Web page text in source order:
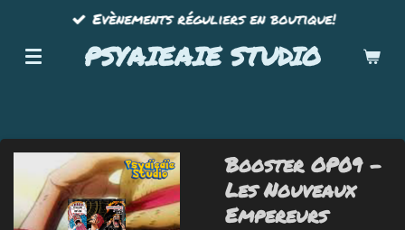
contenu
PSYAIEAIE STUDIO
Evènements réguliers en boutique!
Booster OP09 -
Les Nouveaux
Empereurs